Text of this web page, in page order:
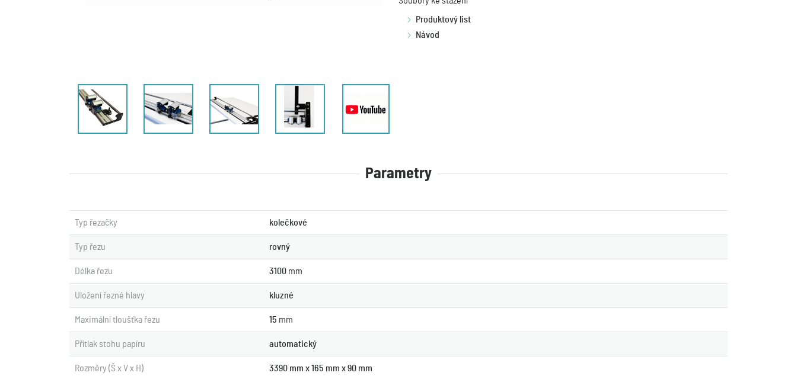
Produktový list
Návod
Parametry
Typ řezačky kolečkové
Typ řezu rovný
Délka řezu 3100 mm
Uložení řezné hlavy kluzné
Maximální tloušťka řezu 15 mm
Přítlak stohu papíru automatický
Rozměry (Š x V x H) 3390 mm x 165 mm x 90 mm